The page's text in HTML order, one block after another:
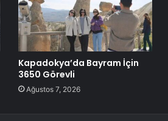
Kapadokya’da Bayram İçin
3650 Görevli
Ağustos 7, 2026